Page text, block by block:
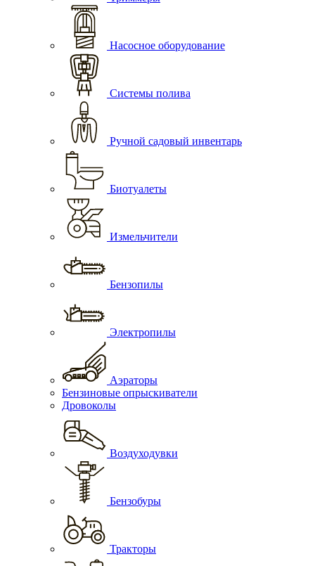
Насосное оборудование
Системы полива
Ручной садовый инвентарь
Биотуалеты
Измельчители
Бензопилы
Электропилы
Аэраторы
Бензиновые опрыскиватели
Дровоколы
Воздуходувки
Бензобуры
Тракторы